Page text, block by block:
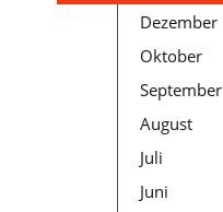
Dezember
Oktober
September
August
Juli
Juni